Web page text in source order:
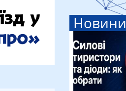
Новини